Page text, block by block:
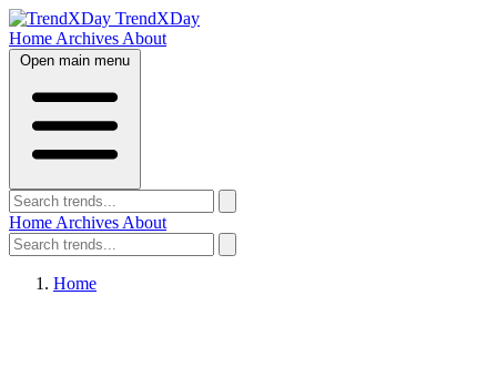
TrendXDay
Home Archives About
Open main menu
Home Archives About
Home